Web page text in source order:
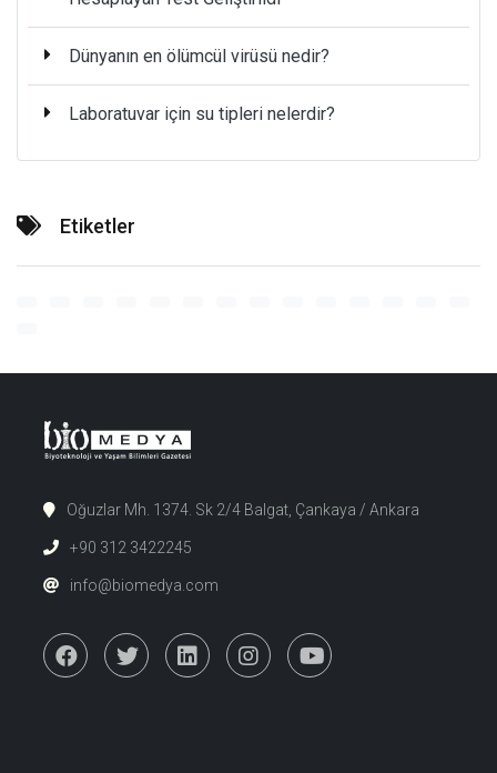
Dünyanın en ölümcül virüsü nedir?
Laboratuvar için su tipleri nelerdir?
Etiketler
Oğuzlar Mh. 1374. Sk 2/4 Balgat, Çankaya / Ankara
+90 312 3422245
info@biomedya.com